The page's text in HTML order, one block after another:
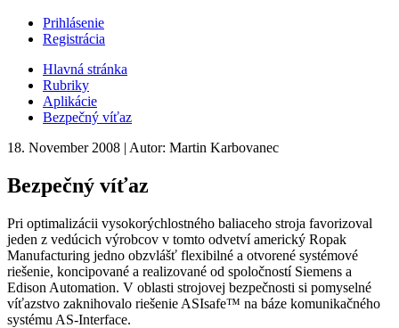
Prihlásenie
Registrácia
Hlavná stránka
Rubriky
Aplikácie
Bezpečný víťaz
18. November 2008 | Autor: Martin Karbovanec
Bezpečný víťaz
Pri optimalizácii vysokorýchlostného baliaceho stroja favorizoval
jeden z vedúcich výrobcov v tomto odvetví americký Ropak
Manufacturing jedno obzvlášť flexibilné a otvorené systémové
riešenie, koncipované a realizované od spoločností Siemens a
Edison Automation. V oblasti strojovej bezpečnosti si pomyselné
víťazstvo zaknihovalo riešenie ASIsafe™ na báze komunikačného
systému AS-Interface.